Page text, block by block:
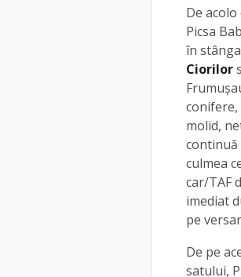
De
Picsa
în
Ciorilor
conifere,
molid,
continuă
culmea
car/TAF
imediat
pe
De pe
satului,